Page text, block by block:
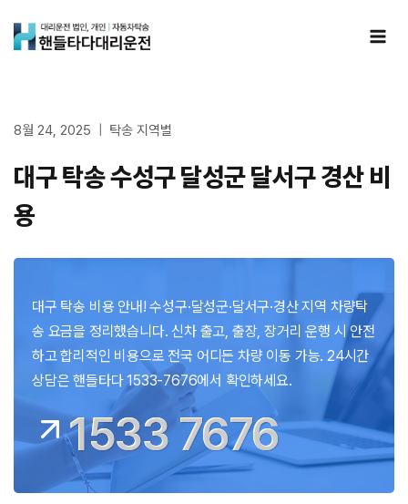
8월 24, 2025 탁송 지역별
대구 탁송 수성구 달성군 달서구 경산 비
용
대구 탁송 비용 안내! 수성구·달성군·달서구·경산 지역 차량탁
송 요금을 정리했습니다. 신차 출고, 출장, 장거리 운행 시 안전
하고 합리적인 비용으로 전국 어디든 차량 이동 가능. 24시간
상담은 핸들타다 1533-7676에서 확인하세요.
1533 7676